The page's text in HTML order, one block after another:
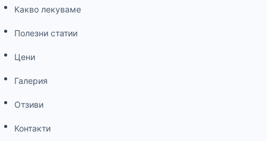
Какво лекуваме
Полезни статии
Цени
Галерия
Отзиви
Контакти